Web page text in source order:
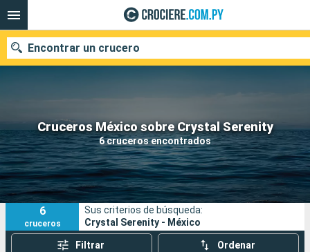
Cruceros México sobre Crystal Serenity
6 cruceros encontrados
Encontrar un crucero
Nuestros destinos
Fecha de salida
Puertos Compañías
Buscar
6
cruceros
Sus criterios de búsqueda:
Crystal Serenity - México
Filtrar Ordenar